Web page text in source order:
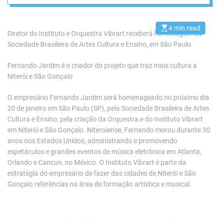
E
s
t
a
r
e
a
d
t
i
m
4 min read
Diretor do Instituto e Orquestra Vibrart receberá homenagem da
Sociedade Brasileira de Artes Cultura e Ensino, em São Paulo
Fernando Jardim é o criador do projeto que traz mais cultura a
Niterói e São Gonçalo
O empresário Fernando Jardim será homenageado no próximo dia
20 de janeiro em São Paulo (SP), pela Sociedade Brasileira de Artes
Cultura e Ensino, pela criação da Orquestra e do Instituto Vibrart
em Niterói e São Gonçalo. Niteroiense, Fernando morou durante 30
anos nos Estados Unidos, administrando e promovendo
espetáculos e grandes eventos de música eletrônica em Atlanta,
Orlando e Cancun, no México. O Instituto Vibrart é parte da
estratégia do empresário de fazer das cidades de Niterói e São
Gonçalo referências na área de formação artística e musical.